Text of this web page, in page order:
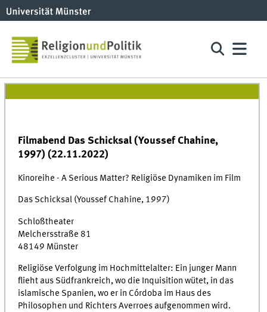
Filmabend Das Schicksal (Youssef Chahine,
1997) (22.11.2022)
Kinoreihe - A Serious Matter? Religiöse Dynamiken im Film
Das Schicksal (Youssef Chahine, 1997)
Schloßtheater
Melchersstraße 81
48149 Münster
Religiöse Verfolgung im Hochmittelalter: Ein junger Mann
flieht aus Südfrankreich, wo die Inquisition wütet, in das
islamische Spanien, wo er in Córdoba im Haus des
Philosophen und Richters Averroes aufgenommen wird.